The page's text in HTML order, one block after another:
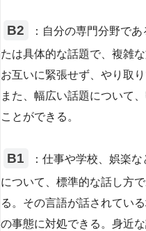
B2
：自分の専門分野で
たは具体的な話題で、複雑
お互いに緊張せず、やり取
また、幅広い話題について
ことができる。
B1
：仕事や学校、娯楽
について、標準的な話し方
る。その言語が話されてい
の事態に対処できる。身近